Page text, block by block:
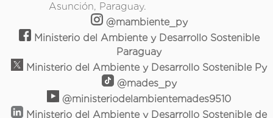
Asunción, Paraguay.
@mambiente_py
Ministerio del Ambiente y Desarrollo Sostenible
Paraguay
Ministerio del Ambiente y Desarrollo Sostenible Py
@mades_py
@ministeriodelambientemades9510
Ministerio del Ambiente y Desarrollo Sostenible de